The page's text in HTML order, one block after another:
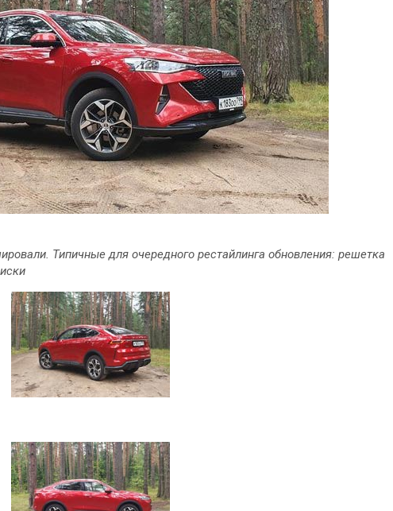
Типичные для очередного рестайлинга обновления: решетка